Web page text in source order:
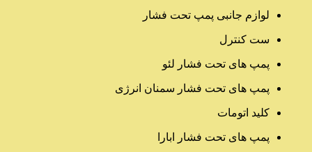
لوازم جانبی پمپ تحت فشار
ست کنترل
پمپ های تحت فشار لئو
پمپ های تحت فشار سمنان انرژی
کلید اتومات
پمپ های تحت فشار ابارا